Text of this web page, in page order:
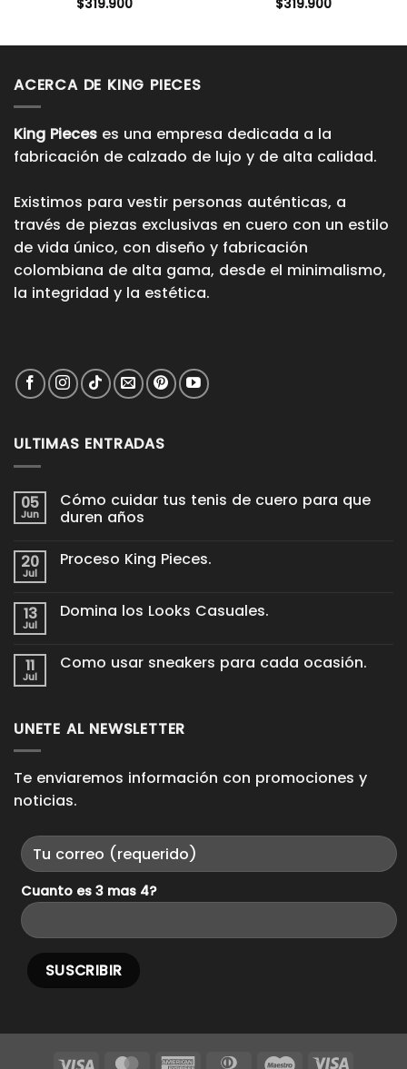
$319.900
$319.900
ACERCA DE KING PIECES
King Pieces es una empresa dedicada a la
fabricación de calzado de lujo y de alta calidad.
Existimos para vestir personas auténticas, a
través de piezas exclusivas en cuero con un estilo
de vida único, con diseño y fabricación
colombiana de alta gama, desde el minimalismo,
la integridad y la estética.
ULTIMAS ENTRADAS
05
Jun
Cómo cuidar tus tenis de cuero para que
duren años
comentarios
tus
tenis
que
20
Jul
Proceso King Pieces.
en
13
Jul
Domina los Looks Casuales.
en
11
Jul
Como usar sneakers para cada ocasión.
Como
cada
ocasión.
UNETE AL NEWSLETTER
Te enviaremos información con promociones y
noticias.
Cuanto es 3 mas 4?
Visa MasterCardAmerican Dinners MaestroVisa